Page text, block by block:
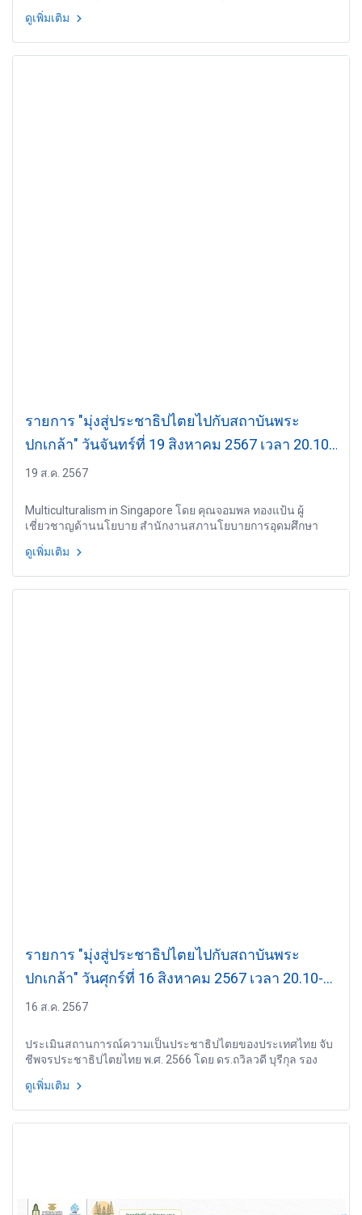
ดูเพิ่มเติม
รายการ "มุ่งสู่ประชาธิปไตยไปกับสถาบันพระ
ปกเกล้า" วันจันทร์ที่ 19 สิงหาคม 2567 เวลา 20.10-
21.00 น.
19 ส.ค. 2567
Multiculturalism in Singapore โดย คุณจอมพล ทองแป้น ผู้
เชี่ยวชาญด้านนโยบาย สำนักงานสภานโยบายการอุดมศึกษา
ดูเพิ่มเติม
รายการ "มุ่งสู่ประชาธิปไตยไปกับสถาบันพระ
ปกเกล้า" วันศุกร์ที่ 16 สิงหาคม 2567 เวลา 20.10-
21.00 น.
16 ส.ค. 2567
ประเมินสถานการณ์ความเป็นประชาธิปไตยของประเทศไทย จับ
ชีพจรประชาธิปไตยไทย พ.ศ. 2566 โดย ดร.ถวิลวดี บุรีกุล รอง
ดูเพิ่มเติม